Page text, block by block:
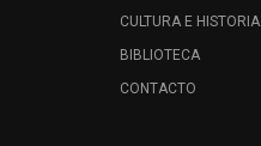
CULTURA E HISTORIA
BIBLIOTECA
CONTACTO